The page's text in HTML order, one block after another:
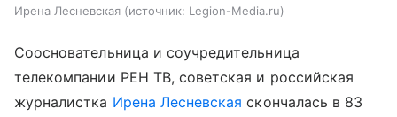
Ирена Лесневская источник: Legion-Media.ru
Соосновательница и соучредительница
телекомпании РЕН ТВ, советская и российская
журналистка Ирена Лесневская скончалась в 83